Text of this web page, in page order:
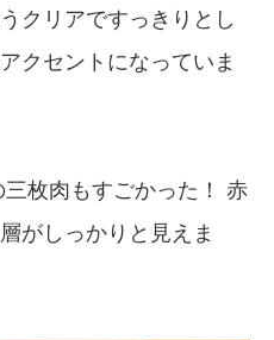
クリアですっきりとし
クセントになっていま
枚肉もすごかった！ 赤
がしっかりと見えま